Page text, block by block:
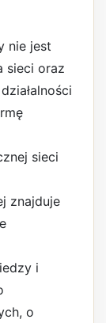
nie jest
sieci oraz
sieci
znajduje
i
o